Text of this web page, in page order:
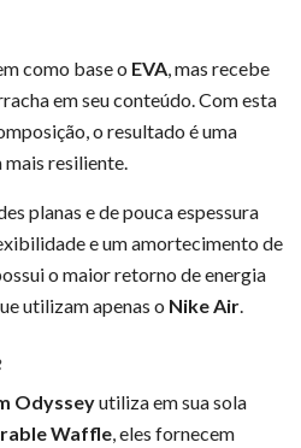
como base o EVA, mas recebe
em seu conteúdo. Com esta
o resultado é uma
mais resiliente.
planas e de pouca espessura
e um amortecimento de
o maior retorno de energia
utilizam apenas o Nike Air.
Odysseyutiliza em sua sola
Waffle, eles fornecem